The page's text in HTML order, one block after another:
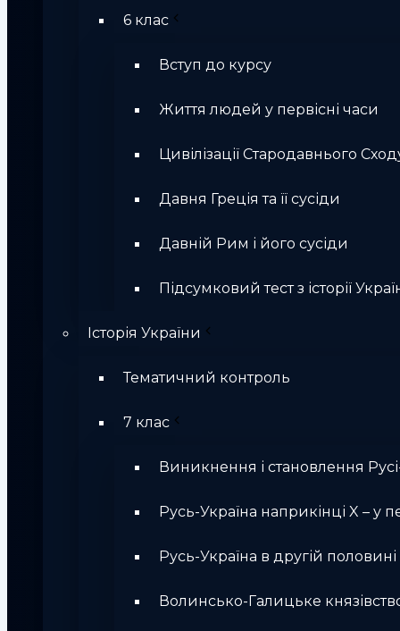
6 клас
Вступ до курсу
Життя людей у первісні часи
Цивілізації Стародавнього
Давня Греція та її сусіди
Давній Рим і його сусіди
Підсумковий тест з історії
Історія України
Тематичний контроль
7 клас
Виникнення і становлення
Русь-Україна наприкінці X – у
Русь-Україна в другій половині
Волинсько-Галицьке